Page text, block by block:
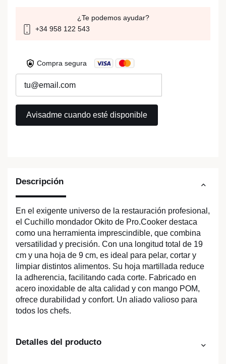
Descripción
En el exigente universo de la restauración profesional,
el Cuchillo mondador Okito de Pro.Cooker destaca
como una herramienta imprescindible, que combina
versatilidad y precisión. Con una longitud total de 19
cm y una hoja de 9 cm, es ideal para pelar, cortar y
limpiar distintos alimentos. Su hoja martillada reduce
la adherencia, facilitando cada corte. Fabricado en
acero inoxidable de alta calidad y con mango POM,
ofrece durabilidad y confort. Un aliado valioso para
todos los chefs.
Detalles del producto
¿Te podemos ayudar?
+34 958 122 543
Compra segura